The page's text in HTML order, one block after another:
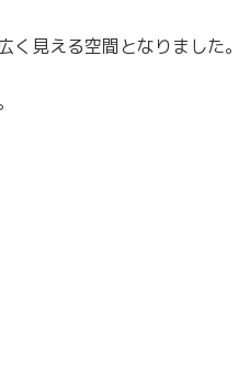
見える空間となりました。